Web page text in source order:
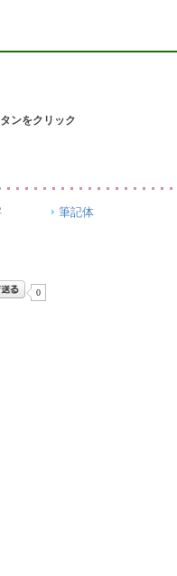
ンをクリック
筆記体
0